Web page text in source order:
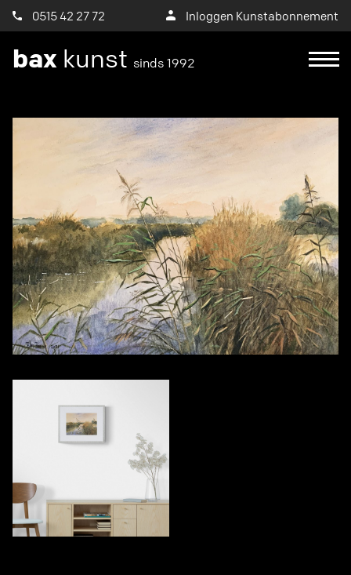
0515 42 27 72 Inloggen Kunstabonnement
bax kunst sinds 1992